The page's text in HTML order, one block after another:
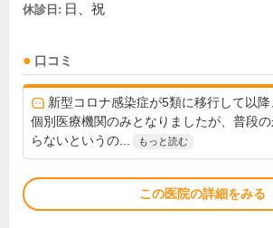
休診日: 日、祝
口コミ
新型コロナ感染症が5類に移行して以
個別医療機関のみとなりましたが、普段
らないというの...
もっと読む
この医院の詳細をみる